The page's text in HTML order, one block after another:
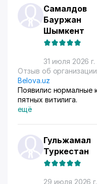
Самалдов
Бауржан
Шымкент
31 июля 2026 г.
Отзыв об организации
Belova.uz
Появилис нормалные коричьневые места на белых
пятных витилига.
ещё
Гульжамал
Туркестан
29 июля 2026 г.